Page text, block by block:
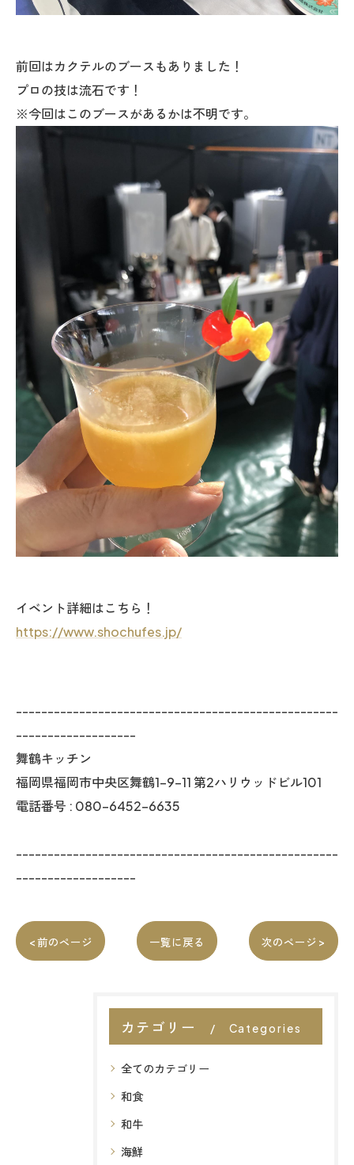
前回はカクテルのブースもありました！
プロの技は流石です！
※今回はこのブースがあるかは不明です。
イベント詳細はこちら！
https://www.shochufes.jp/
---------------------------------------------------
-------------------
舞鶴キッチン
福岡県福岡市中央区舞鶴1-9-11 第2ハリウッドビル101
電話番号 : 080-6452-6635
---------------------------------------------------
-------------------
< 前のページ 一覧に戻る 次のページ >
カテゴリー Categories
全てのカテゴリー
和食
和牛
海鮮